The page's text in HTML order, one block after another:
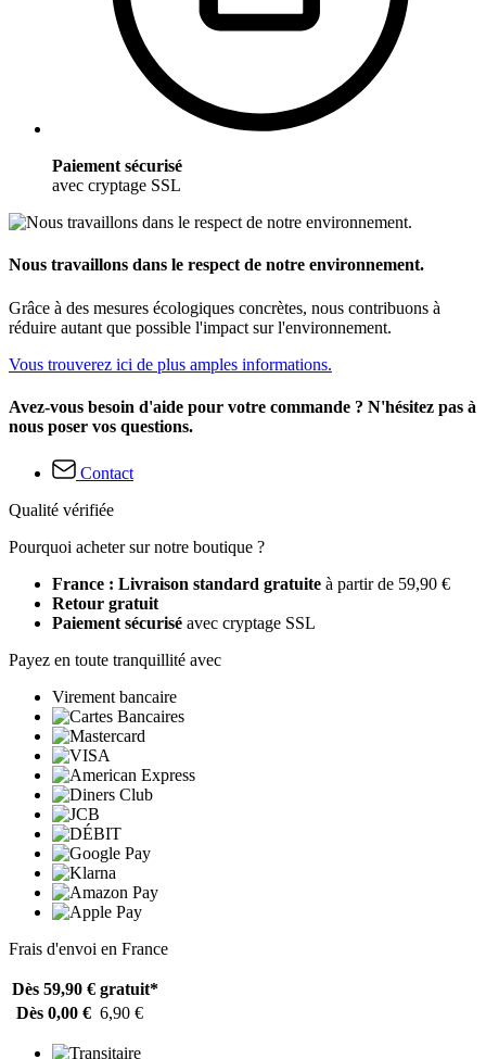
Paiement sécurisé
avec cryptage SSL
Nous travaillons dans le respect de notre environnement.
Grâce à des mesures écologiques concrètes, nous contribuons à
réduire autant que possible l'impact sur l'environnement.
Vous trouverez ici de plus amples informations.
Avez-vous besoin d'aide pour votre commande ? N'hésitez pas à
nous poser vos questions.
Contact
Qualité vérifiée
Pourquoi acheter sur notre boutique ?
France : Livraison standard gratuite à partir de 59,90 €
Retour gratuit
Paiement sécurisé avec cryptage SSL
Payez en toute tranquillité avec
Virement bancaire
Frais d'envoi en France
Dès 59,90 € gratuit*
Dès 0,00 € 6,90 €